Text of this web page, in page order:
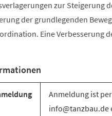
zur Steigerung
der grundlegenden
Eine Verbesserung
Anmeldung ist